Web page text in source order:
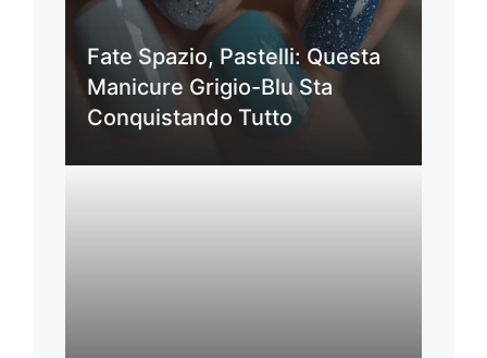
Fate Spazio, Pastelli: Questa
Manicure Grigio-Blu Sta
Conquistando Tutto